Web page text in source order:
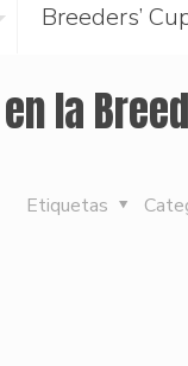
Breeders’
la
Etiquetas